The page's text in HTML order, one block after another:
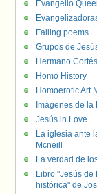
Evangelio
Falling poems
Grupos de
Hermano Cortés
Homo History
Homoerotic Art
Imágenes de
Jesús in Love
La iglesia ante
Mcneill
La verdad de
Libro "Jesús de
histórica" de